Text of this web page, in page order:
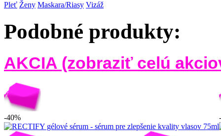
Pleť Ženy Maskara/Riasy Vizáž
Podobné produkty:
AKCIA (zobraziť celú
-40%